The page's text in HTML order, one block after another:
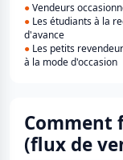
●Vendeurs
● Les étudiants à la
d'avance
● Les petits
à la mode d'occasion
Comment
(flux de